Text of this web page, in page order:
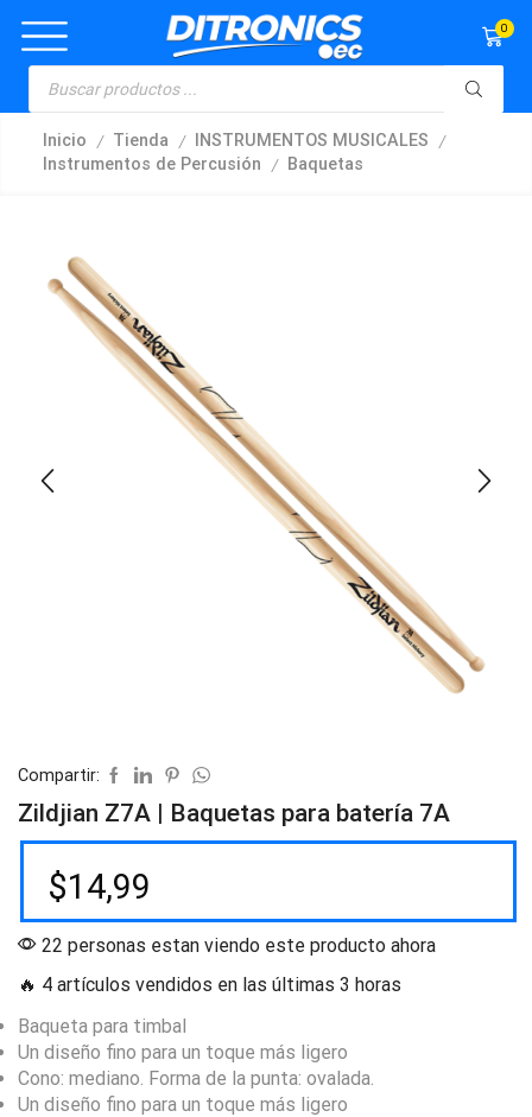
0
Inicio / Tienda / INSTRUMENTOS MUSICALES /
Instrumentos de Percusión / Baquetas
Compartir:
Zildjian Z7A | Baquetas para batería 7A
$14,99
22 personas estan viendo este producto ahora
🔥 4 artículos vendidos en las últimas 3 horas
Baqueta para timbal
Un diseño fino para un toque más ligero
Cono: mediano. Forma de la punta: ovalada.
Un diseño fino para un toque más ligero